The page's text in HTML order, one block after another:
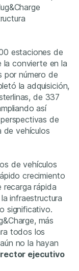
estaciones de
la convierte en la
por número de
la adquisición,
de 337
así
de
de vehículos
de vehículos
crecimiento
recarga rápida
infraestructura
significativo.
más
todos los
no la hayan
ejecutivo